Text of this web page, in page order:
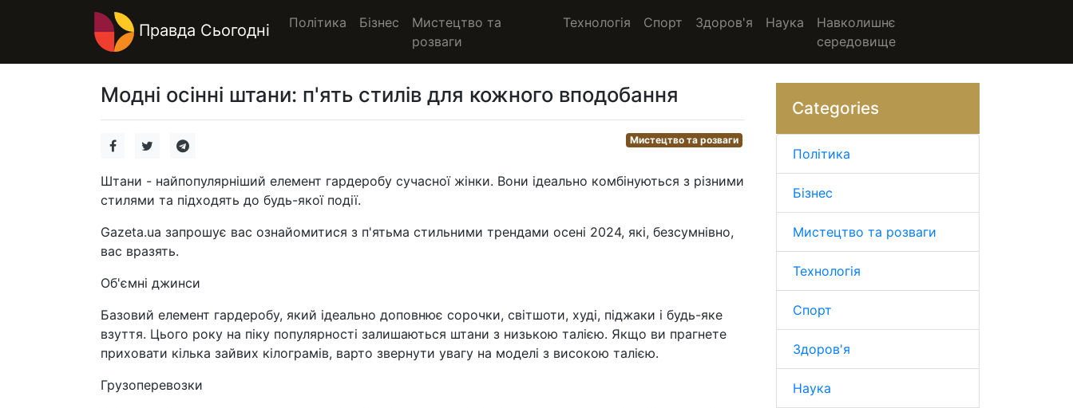
Правда Сьогодні Політика Бізнес
Мистецтво та
розваги
Технологія Спорт Здоров'я Наука
Навколишнє
середовище
Модні осінні штани: п'ять стилів для кожного вподобання
Мистецтво та розваги
Штани - найпопулярніший елемент гардеробу сучасної жінки. Вони ідеально комбінуються з різними
стилями та підходять до будь-якої події.
Gazeta.ua запрошує вас ознайомитися з п'ятьма стильними трендами осені 2024, які, безсумнівно,
вас вразять.
Об'ємні джинси
Базовий елемент гардеробу, який ідеально доповнює сорочки, світшоти, худі, піджаки і будь-яке
взуття. Цього року на піку популярності залишаються штани з низькою талією. Якщо ви прагнете
приховати кілька зайвих кілограмів, варто звернути увагу на моделі з високою талією.
Грузоперевозки
Categories
Політика
Бізнес
Мистецтво та розваги
Технологія
Спорт
Здоров'я
Наука